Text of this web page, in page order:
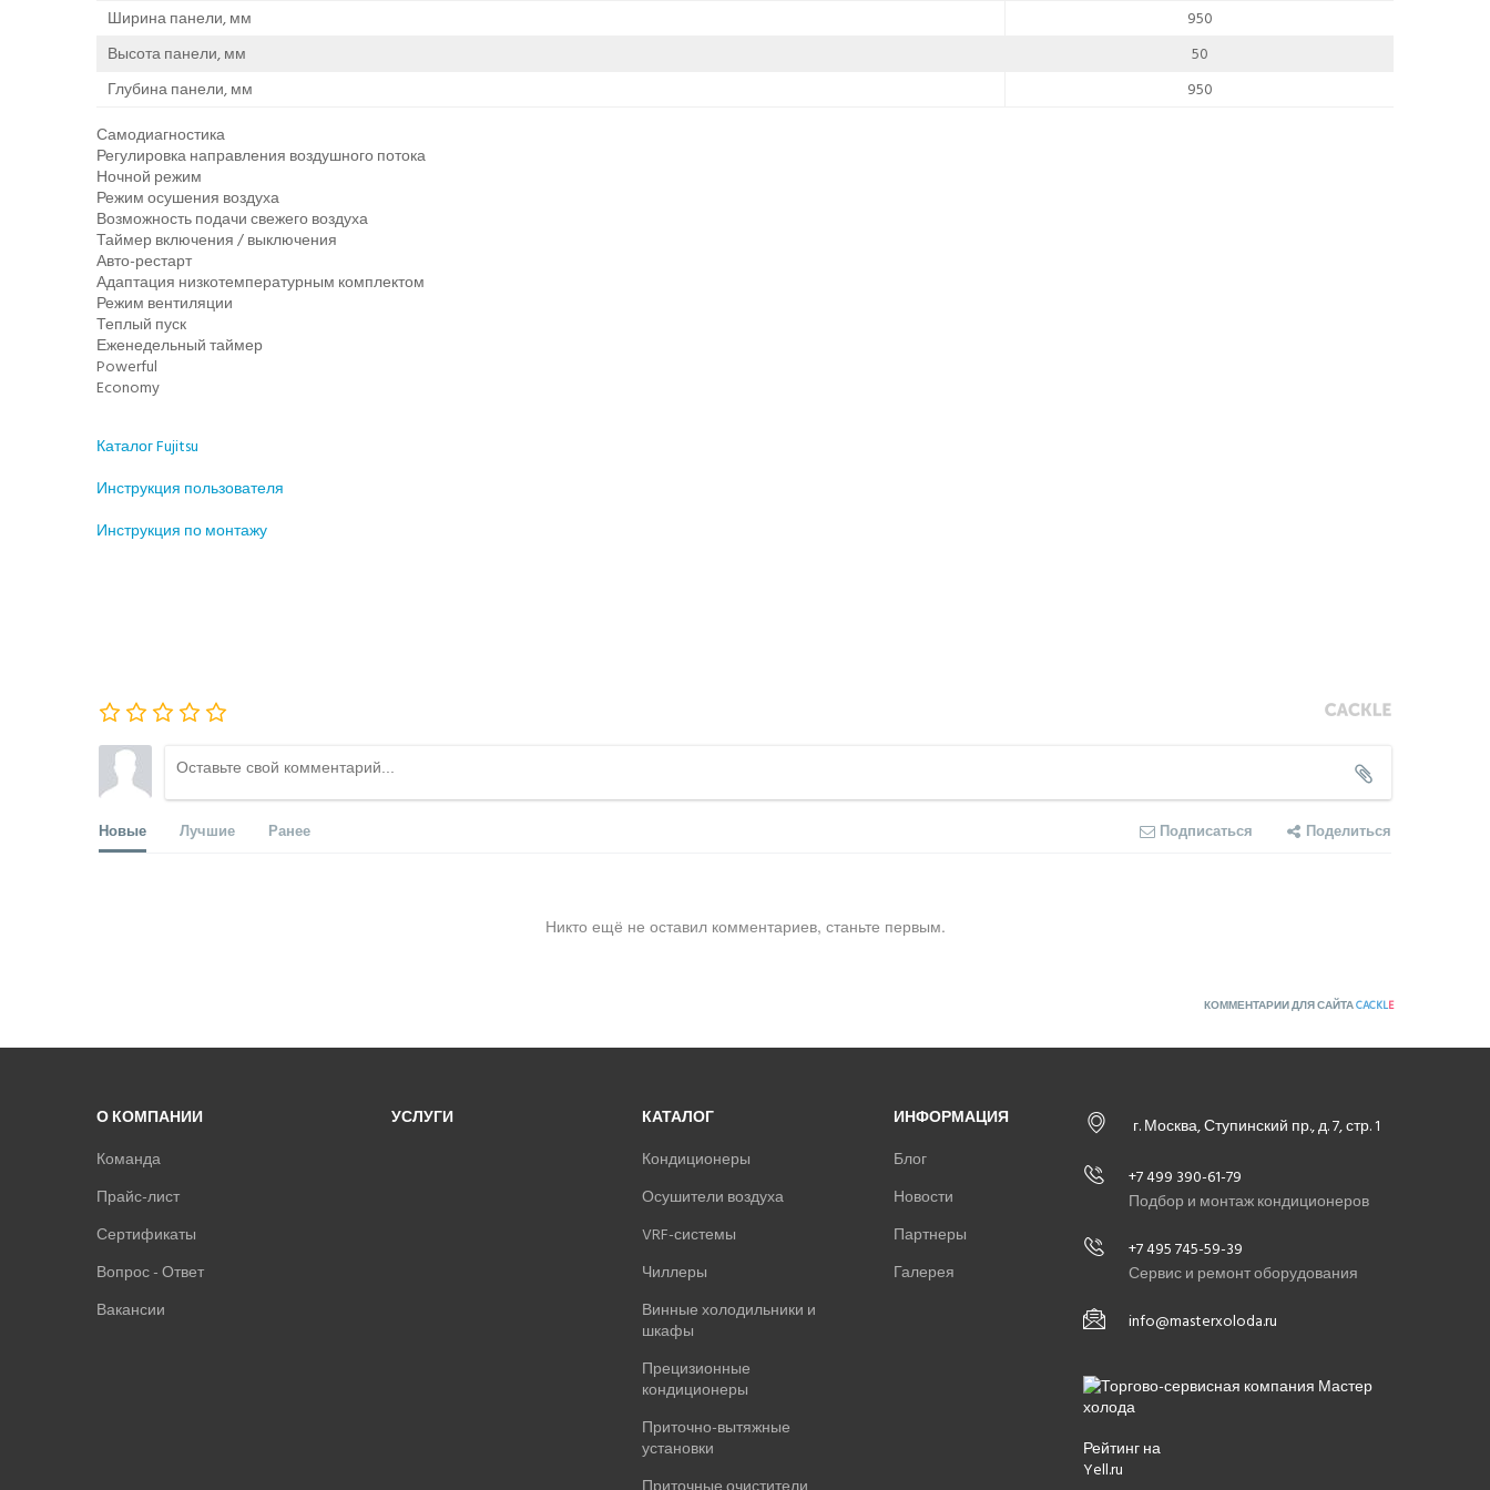
Ширина панели, мм
950
Высота панели, мм
50
Глубина панели, мм
950
Самодиагностика
Регулировка направления воздушного потока
Ночной режим
Режим осушения воздуха
Возможность подачи свежего воздуха
Таймер включения / выключения
Авто-рестарт
Адаптация низкотемпературным комплектом
Режим вентиляции
Теплый пуск
Еженедельный таймер
Powerful
Economy
Каталог Fujitsu
Инструкция пользователя
Инструкция по монтажу
Новые Лучшие Ранее Подписаться Поделиться
Никто ещё не оставил комментариев, станьте первым.
КОММЕНТАРИИ ДЛЯ САЙТАCACKLE
О КОМПАНИИ
Команда
Прайс-лист
Сертификаты
Вопрос - Ответ
Вакансии
УСЛУГИ
КАТАЛОГ
Кондиционеры
Осушители воздуха
VRF-системы
Чиллеры
Винные холодильники и
шкафы
Прецизионные
кондиционеры
Приточно-вытяжные
установки
ИНФОРМАЦИЯ
Блог
Новости
Партнеры
Галерея
г. Москва, Ступинский пр., д. 7, стр. 1
+7 499 390-61-79
Подбор и монтаж кондиционеров
+7 495 745-59-39
Сервис и ремонт оборудования
info@masterxoloda.ru
Рейтинг на
Yell.ru